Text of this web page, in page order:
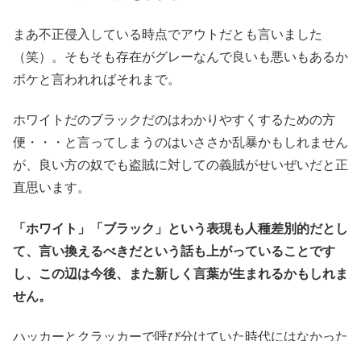
まあ不正侵入している時点でアウトだとも言いました
（笑）。そもそも存在がグレーなんで良いも悪いもあるか
ボケと言われればそれまで。
ホワイトだのブラックだのはわかりやすくするための方
便・・・と言ってしまうのはいささか乱暴かもしれません
が、良い方の奴でも盗賊に対しての義賊がせいぜいだと正
直思います。
「ホワイト」「ブラック」という表現も人種差別的だとし
て、言い換えるべきだという話も上がっていることです
し、この辺は今後、また新しく言葉が生まれるかもしれま
せん。
ハッカーとクラッカーで呼び分けていた時代にはなかった